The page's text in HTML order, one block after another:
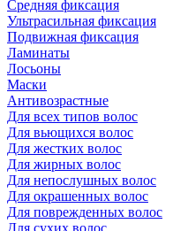
Средняя фиксация
Ультрасильная фиксация
Подвижная фиксация
Ламинаты
Лосьоны
Маски
Антивозрастные
Для всех типов волос
Для вьющихся волос
Для жестких волос
Для жирных волос
Для непослушных волос
Для окрашенных волос
Для поврежденных волос
Для сухих волос